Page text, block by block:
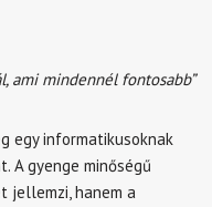
ami mindennél fontosabb”
egy informatikusoknak
A gyenge minőségű
jellemzi, hanem a